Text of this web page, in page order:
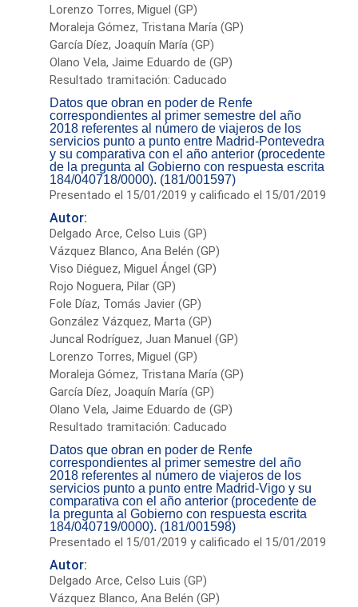
Lorenzo Torres, Miguel (GP)
Moraleja Gómez, Tristana María (GP)
García Díez, Joaquín María (GP)
Olano Vela, Jaime Eduardo de (GP)
Resultado tramitación: Caducado
Datos que obran en poder de Renfe
correspondientes al primer semestre del año
2018 referentes al número de viajeros de los
servicios punto a punto entre Madrid-Pontevedra
y su comparativa con el año anterior (procedente
de la pregunta al Gobierno con respuesta escrita
184/040718/0000). (181/001597)
Presentado el 15/01/2019 y calificado el 15/01/2019
Autor:
Delgado Arce, Celso Luis (GP)
Vázquez Blanco, Ana Belén (GP)
Viso Diéguez, Miguel Ángel (GP)
Rojo Noguera, Pilar (GP)
Fole Díaz, Tomás Javier (GP)
González Vázquez, Marta (GP)
Juncal Rodríguez, Juan Manuel (GP)
Lorenzo Torres, Miguel (GP)
Moraleja Gómez, Tristana María (GP)
García Díez, Joaquín María (GP)
Olano Vela, Jaime Eduardo de (GP)
Resultado tramitación: Caducado
Datos que obran en poder de Renfe
correspondientes al primer semestre del año
2018 referentes al número de viajeros de los
servicios punto a punto entre Madrid-Vigo y su
comparativa con el año anterior (procedente de
la pregunta al Gobierno con respuesta escrita
184/040719/0000). (181/001598)
Presentado el 15/01/2019 y calificado el 15/01/2019
Autor:
Delgado Arce, Celso Luis (GP)
Vázquez Blanco, Ana Belén (GP)